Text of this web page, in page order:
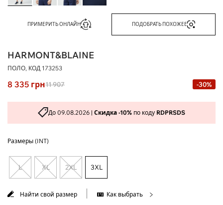
ПРИМЕРИТЬ ОНЛАЙН ПОДОБРАТЬ ПОХОЖЕЕ
HARMONT&BLAINE
ПОЛО, КОД 173253
8 335 грн11 907 -30%
До 09.08.2026 | Скидка -10% по коду RDPRSDS
Размеры (INT)
L XL 2XL 3XL
Найти свой размер Как выбрать